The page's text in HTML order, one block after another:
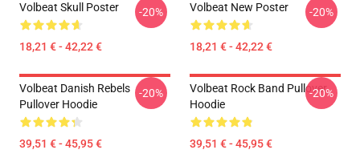
Volbeat Skull Poster
18,21 € - 42,22 €
-20% Volbeat New Poster
18,21 € - 42,22 €
-20%
Volbeat Danish Rebels
Pullover Hoodie
39,51 € - 45,95 €
-20%
Volbeat Rock Band Pullover
Hoodie
39,51 € - 45,95 €
-20%